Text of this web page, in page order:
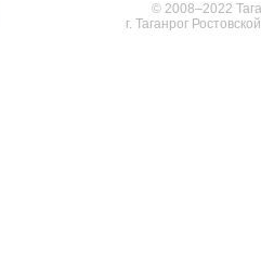
© 2008–2022
г. Таганрог